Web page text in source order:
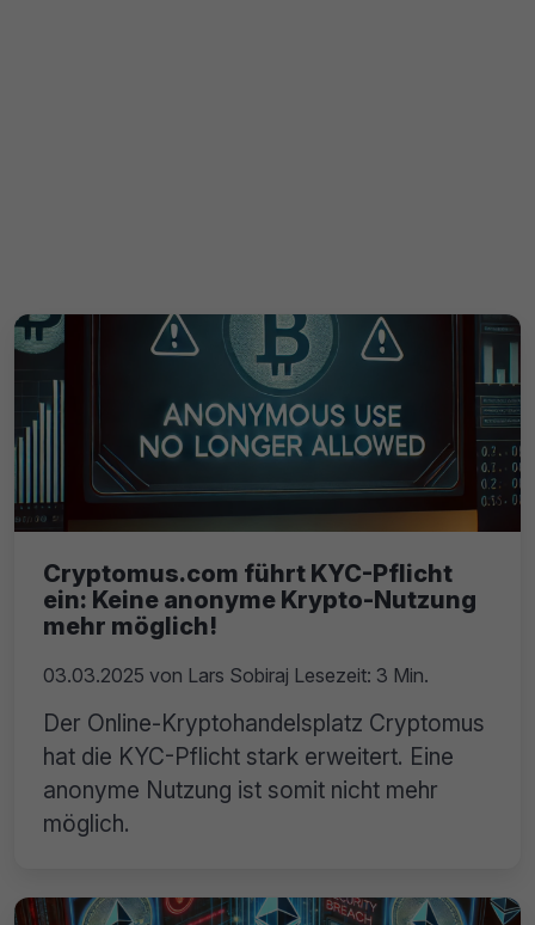
Cryptomus.com führt KYC-Pflicht
ein: Keine anonyme Krypto-Nutzung
mehr möglich!
03.03.2025 von Lars Sobiraj Lesezeit: 3 Min.
Der Online-Kryptohandelsplatz Cryptomus
hat die KYC-Pflicht stark erweitert. Eine
anonyme Nutzung ist somit nicht mehr
möglich.